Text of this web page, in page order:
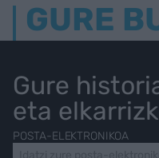
GURE
Gure
eta
POSTA-ELEKTRONIKOA